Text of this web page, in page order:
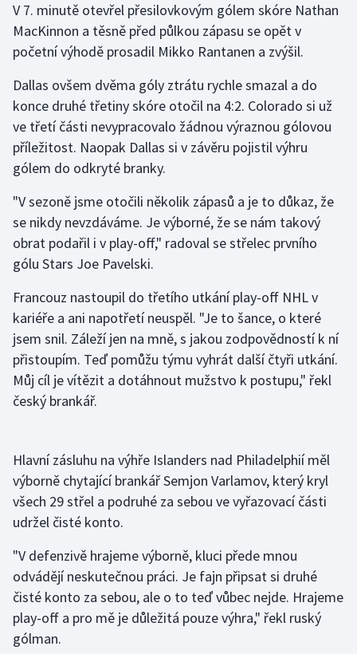
Házená
Jezdectví
Judo
Krasobruslení
Lezení
Lyže a snowboard
Moderní pětiboj
Olympijské hry
Parasport
Plavání
Ragby
Rychlobruslení
Rychlostní kanoistika
Short track
Sportovní střelba
V 7. minutě otevřel přesilovkovým gólem skóre Nathan
MacKinnon a těsně před půlkou zápasu se opět v
početní výhodě prosadil Mikko Rantanen a zvýšil.
Dallas ovšem dvěma góly ztrátu rychle smazal a do
konce druhé třetiny skóre otočil na 4:2. Colorado si už
ve třetí části nevypracovalo žádnou výraznou gólovou
příležitost. Naopak Dallas si v závěru pojistil výhru
gólem do odkryté branky.
"V sezoně jsme otočili několik zápasů a je to důkaz, že
se nikdy nevzdáváme. Je výborné, že se nám takový
obrat podařil i v play-off," radoval se střelec prvního
gólu Stars Joe Pavelski.
Francouz nastoupil do třetího utkání play-off NHL v
kariéře a ani napotřetí neuspěl. "Je to šance, o které
jsem snil. Záleží jen na mně, s jakou zodpovědností k ní
přistoupím. Teď pomůžu týmu vyhrát další čtyři utkání.
Můj cíl je vítězit a dotáhnout mužstvo k postupu," řekl
český brankář.
Hlavní zásluhu na výhře Islanders nad Philadelphií měl
výborně chytající brankář Semjon Varlamov, který kryl
všech 29 střel a podruhé za sebou ve vyřazovací části
udržel čisté konto.
"V defenzivě hrajeme výborně, kluci přede mnou
odvádějí neskutečnou práci. Je fajn připsat si druhé
čisté konto za sebou, ale o to teď vůbec nejde. Hrajeme
play-off a pro mě je důležitá pouze výhra," řekl ruský
gólman.